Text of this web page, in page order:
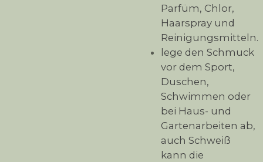
Parfüm, Chlor,
Haarspray und
Reinigungsmitteln.
lege den Schmuck
vor dem Sport,
Duschen,
Schwimmen oder
bei Haus- und
Gartenarbeiten ab,
auch Schweiß
kann die